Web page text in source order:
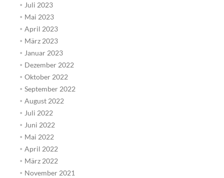
Juli 2023
Mai 2023
April 2023
März 2023
Januar 2023
Dezember 2022
Oktober 2022
September 2022
August 2022
Juli 2022
Juni 2022
Mai 2022
April 2022
März 2022
November 2021